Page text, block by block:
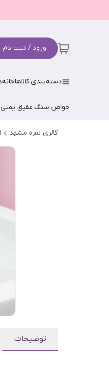
ورود / ثبت نام
دسته‌بندی کالاهاخانه
خواص سنگ عقیق یمنی
گالری نقره مشهد
توضیحات